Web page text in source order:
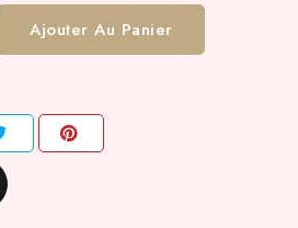
Ajouter Au Panier